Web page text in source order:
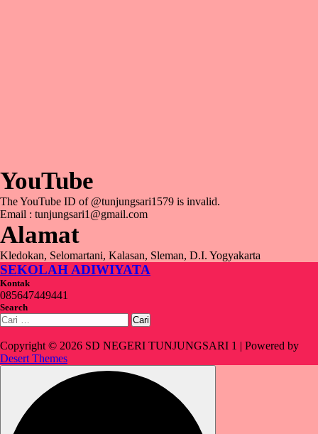
YouTube
The YouTube ID of @tunjungsari1579 is invalid.
Email : tunjungsari1@gmail.com
Alamat
Kledokan, Selomartani, Kalasan, Sleman, D.I. Yogyakarta
SEKOLAH ADIWIYATA
Kontak
085647449441
Search
Cari
Copyright © 2026 SD NEGERI TUNJUNGSARI 1 | Powered by
Desert Themes